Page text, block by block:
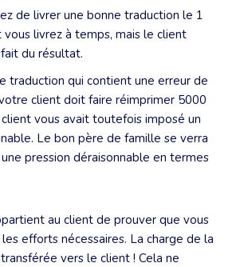
de livrer une bonne traduction le 1
livrez à temps, mais le client
du résultat.
traduction qui contient une erreur de
client doit faire réimprimer 5000
vous avait toutefois imposé un
Le bon père de famille se verra
pression déraisonnable en termes
au client de prouver que vous
les efforts nécessaires. La charge de la
vers le client ! Cela ne